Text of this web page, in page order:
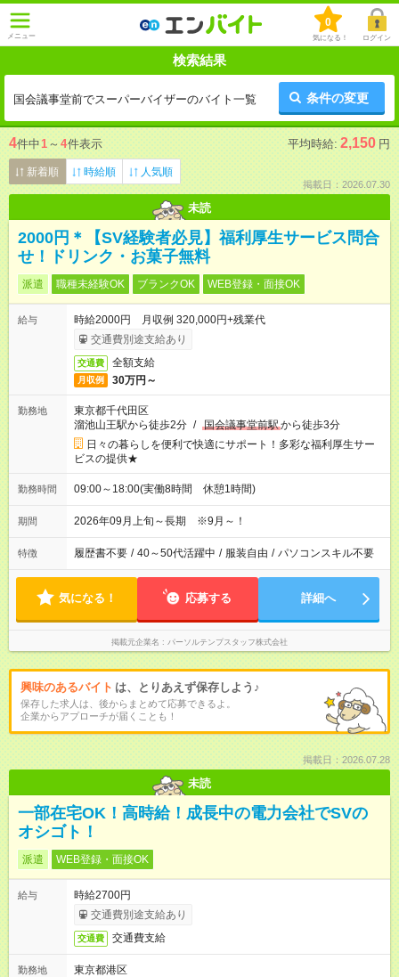
メニュー
0
気になる！ ログイン
検索結果
国会議事堂前でスーパーバイザーのバイト一覧 条件の変更
4件中1 ～ 4件表示 平均時給: 2,150 円
新着順 時給順 人気順
掲載日：2026.07.30
未読
2000円＊【SV経験者必見】福利厚生サービス問合
せ！ドリンク・お菓子無料
派遣 職種未経験OK ブランクOK WEB登録・面接OK
給与
時給2000円 月収例 320,000円+残業代
交通費別途支給あり
交通費 全額支給
月収例 30万円～
勤務地
東京都千代田区
溜池山王駅から徒歩2分 / 国会議事堂前駅から徒歩3分
日々の暮らしを便利で快適にサポート！多彩な福利厚生サー
ビスの提供★
勤務時間 09:00～18:00(実働8時間 休憩1時間)
期間 2026年09月上旬～長期 ※9月～！
特徴 履歴書不要 / 40～50代活躍中 / 服装自由 / パソコンスキル不要
気になる！ 応募する 詳細へ
掲載元企業名 パーソルテンプスタッフ株式会社
興味のあるバイト は、とりあえず保存しよう♪
保存した求人は、後からまとめて応募できるよ。
企業からアプローチが届くことも！
掲載日：2026.07.28
未読
一部在宅OK！高時給！成長中の電力会社でSVの
オシゴト！
派遣 WEB登録・面接OK
給与
時給2700円
交通費別途支給あり
交通費 交通費支給
勤務地
東京都港区